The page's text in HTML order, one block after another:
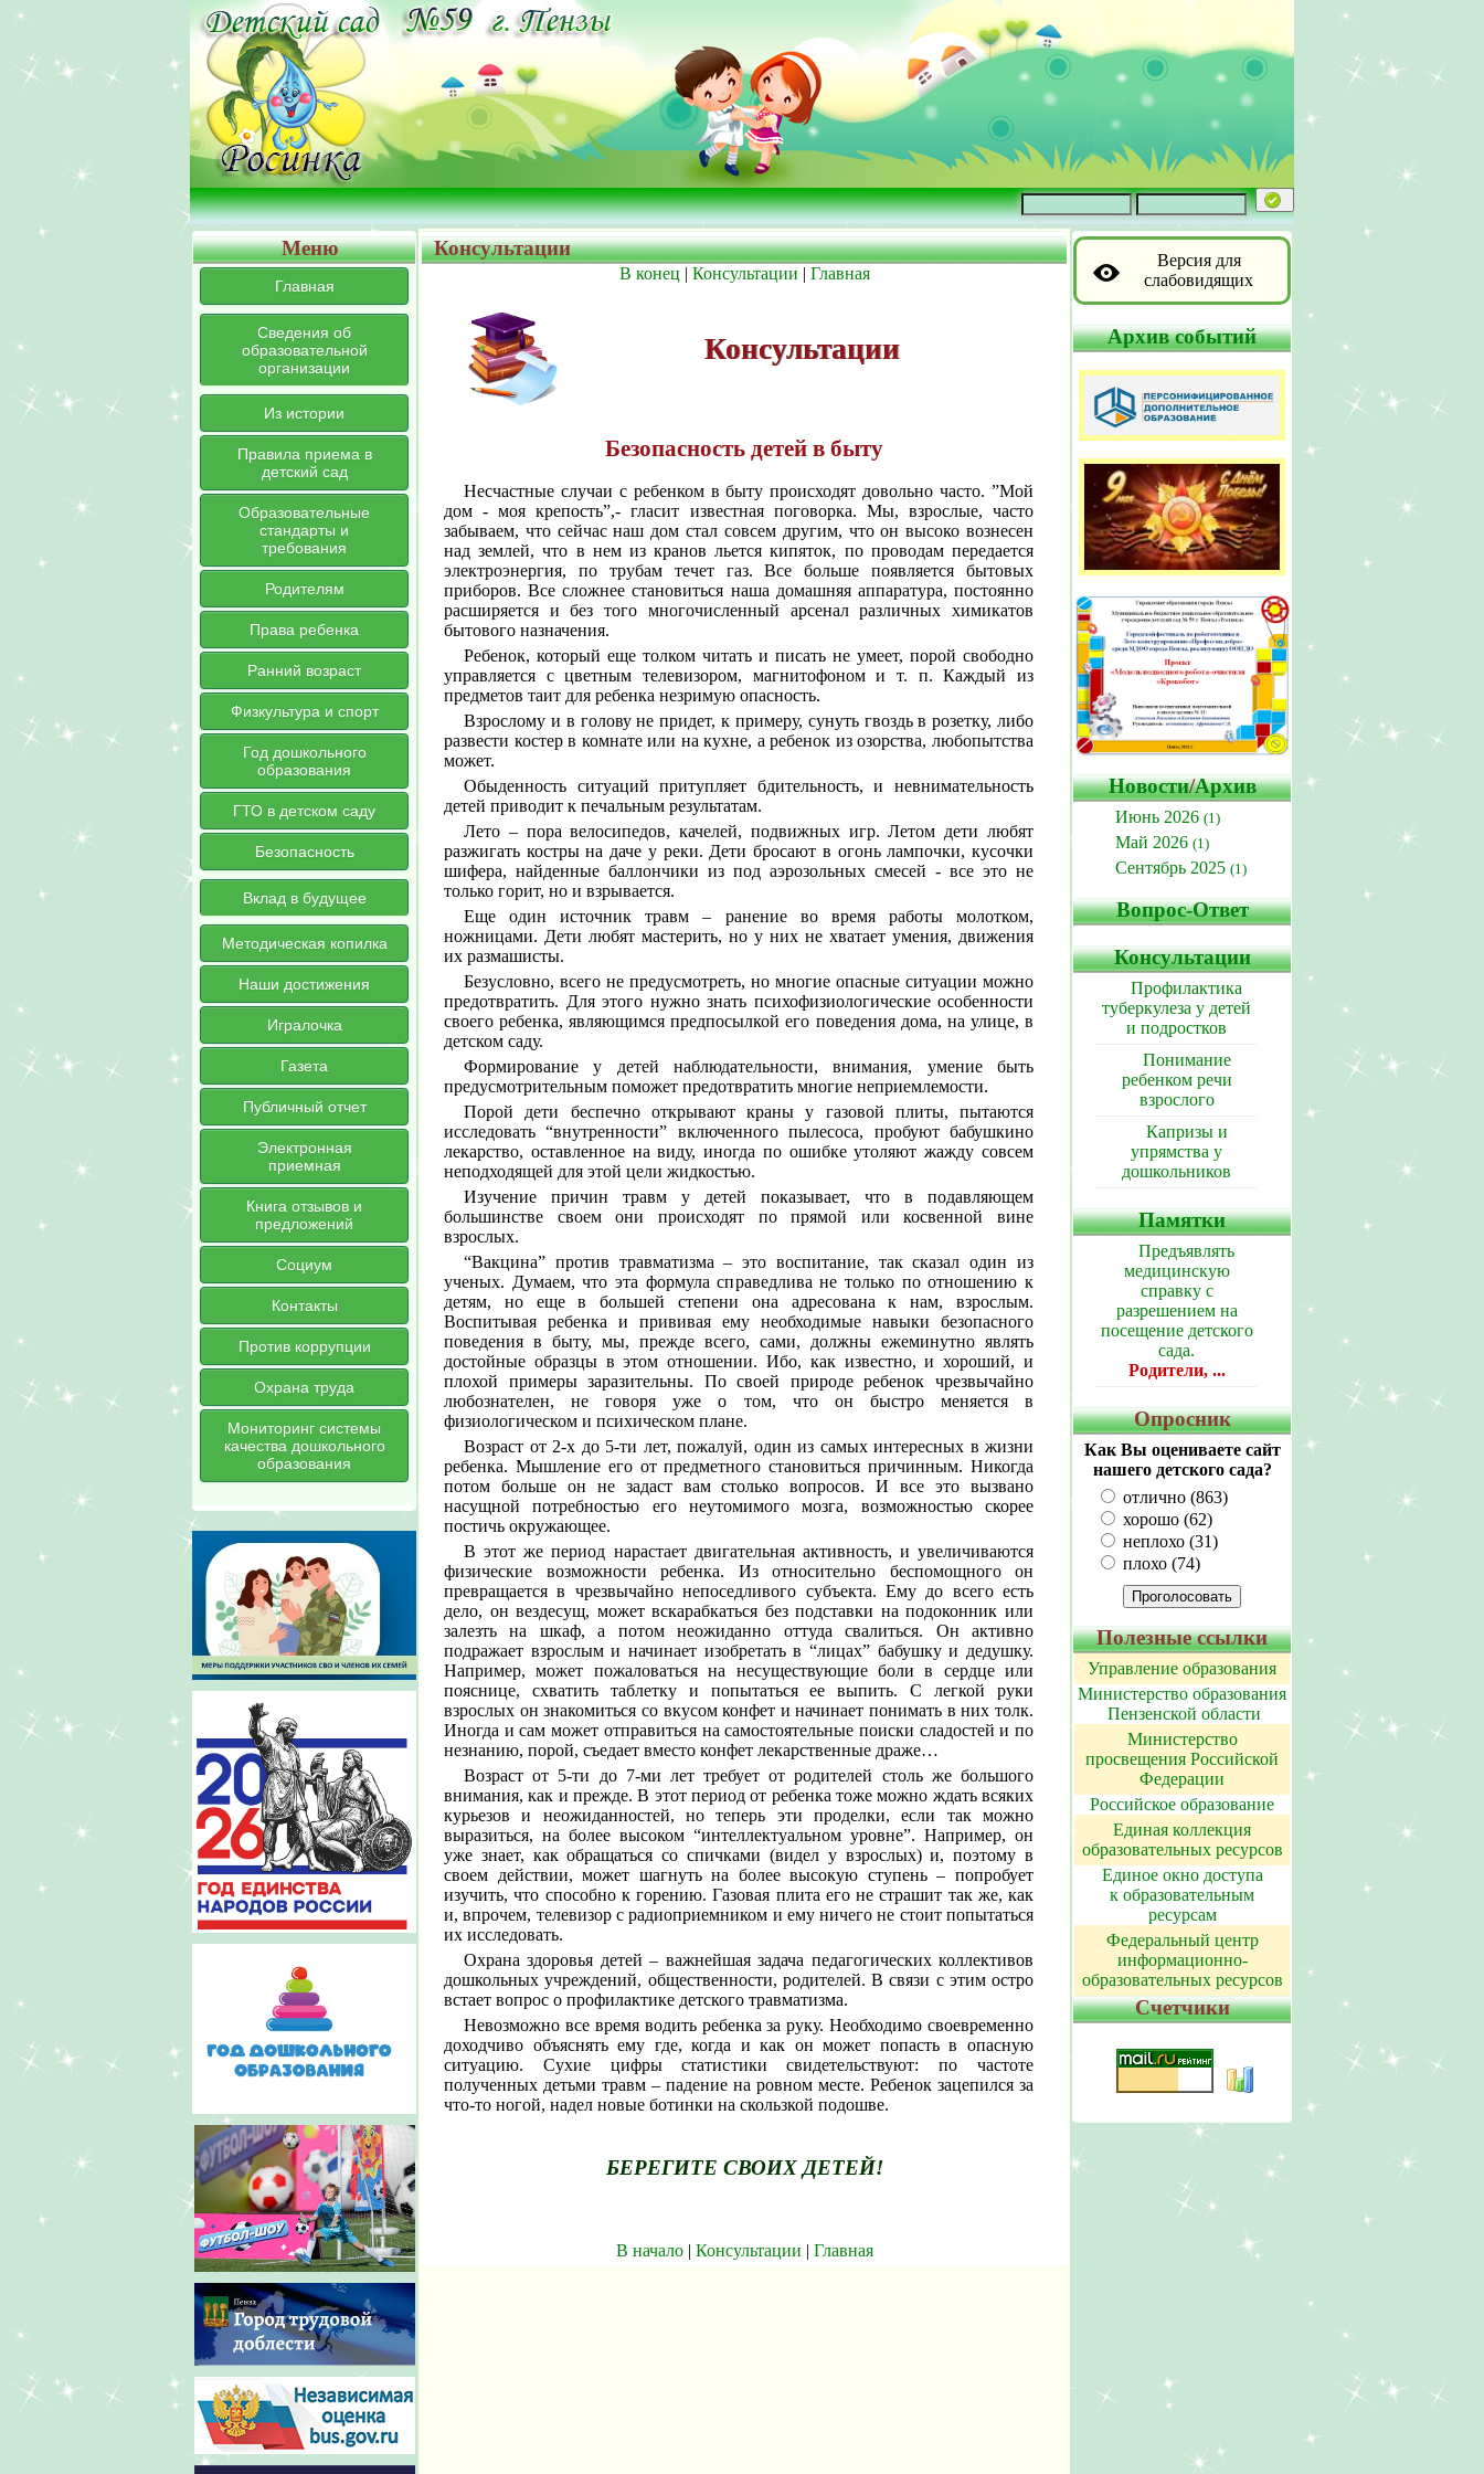
Меню
Главная
Сведения об
образовательной
организации
Из истории
Правила приема в
детский сад
Образовательные
стандарты и
требования
Родителям
Права ребенка
Ранний возраст
Физкультура и спорт
Год дошкольного
образования
ГТО в детском саду
Безопасность
Вклад в будущее
Методическая копилка
Наши достижения
Игралочка
Газета
Публичный отчет
Электронная
приемная
Книга отзывов и
предложений
Социум
Контакты
Против коррупции
Охрана труда
Мониторинг системы
качества дошкольного
образования
Консультации
В конец | Консультации | Главная
Консультации
Безопасность детей в быту
Несчастные случаи с ребенком в быту происходят довольно часто. ”Мой
дом - моя крепость”,- гласит известная поговорка. Мы, взрослые, часто
забываем, что сейчас наш дом стал совсем другим, что он высоко вознесен
над землей, что в нем из кранов льется кипяток, по проводам передается
электроэнергия, по трубам течет газ. Все больше появляется бытовых
приборов. Все сложнее становиться наша домашняя аппаратура, постоянно
расширяется и без того многочисленный арсенал различных химикатов
бытового назначения.
Ребенок, который еще толком читать и писать не умеет, порой свободно
управляется с цветным телевизором, магнитофоном и т. п. Каждый из
предметов таит для ребенка незримую опасность.
Взрослому и в голову не придет, к примеру, сунуть гвоздь в розетку, либо
развести костер в комнате или на кухне, а ребенок из озорства, любопытства
может.
Обыденность ситуаций притупляет бдительность, и невнимательность
детей приводит к печальным результатам.
Лето – пора велосипедов, качелей, подвижных игр. Летом дети любят
разжигать костры на даче у реки. Дети бросают в огонь лампочки, кусочки
шифера, найденные баллончики из под аэрозольных смесей - все это не
только горит, но и взрывается.
Еще один источник травм – ранение во время работы молотком,
ножницами. Дети любят мастерить, но у них не хватает умения, движения
их размашисты.
Безусловно, всего не предусмотреть, но многие опасные ситуации можно
предотвратить. Для этого нужно знать психофизиологические особенности
своего ребенка, являющимся предпосылкой его поведения дома, на улице, в
детском саду.
Формирование у детей наблюдательности, внимания, умение быть
предусмотрительным поможет предотвратить многие неприемлемости.
Порой дети беспечно открывают краны у газовой плиты, пытаются
исследовать “внутренности” включенного пылесоса, пробуют бабушкино
лекарство, оставленное на виду, иногда по ошибке утоляют жажду совсем
неподходящей для этой цели жидкостью.
Изучение причин травм у детей показывает, что в подавляющем
большинстве своем они происходят по прямой или косвенной вине
взрослых.
“Вакцина” против травматизма – это воспитание, так сказал один из
ученых. Думаем, что эта формула справедлива не только по отношению к
детям, но еще в большей степени она адресована к нам, взрослым.
Воспитывая ребенка и прививая ему необходимые навыки безопасного
поведения в быту, мы, прежде всего, сами, должны ежеминутно являть
достойные образцы в этом отношении. Ибо, как известно, и хороший, и
плохой примеры заразительны. По своей природе ребенок чрезвычайно
любознателен, не говоря уже о том, что он быстро меняется в
физиологическом и психическом плане.
Возраст от 2-х до 5-ти лет, пожалуй, один из самых интересных в жизни
ребенка. Мышление его от предметного становиться причинным. Никогда
потом больше он не задаст вам столько вопросов. И все это вызвано
насущной потребностью его неутомимого мозга, возможностью скорее
постичь окружающее.
В этот же период нарастает двигательная активность, и увеличиваются
физические возможности ребенка. Из относительно беспомощного он
превращается в чрезвычайно непоседливого субъекта. Ему до всего есть
дело, он вездесущ, может вскарабкаться без подставки на подоконник или
залезть на шкаф, а потом неожиданно оттуда свалиться. Он активно
подражает взрослым и начинает изобретать в “лицах” бабушку и дедушку.
Например, может пожаловаться на несуществующие боли в сердце или
пояснице, схватить таблетку и попытаться ее выпить. С легкой руки
взрослых он знакомиться со вкусом конфет и начинает понимать в них толк.
Иногда и сам может отправиться на самостоятельные поиски сладостей и по
незнанию, порой, съедает вместо конфет лекарственные драже…
Возраст от 5-ти до 7-ми лет требует от родителей столь же большого
внимания, как и прежде. В этот период от ребенка тоже можно ждать всяких
курьезов и неожиданностей, но теперь эти проделки, если так можно
выразиться, на более высоком “интеллектуальном уровне”. Например, он
уже знает, как обращаться со спичками (видел у взрослых) и, поэтому в
своем действии, может шагнуть на более высокую ступень – попробует
изучить, что способно к горению. Газовая плита его не страшит так же, как
и, впрочем, телевизор с радиоприемником и ему ничего не стоит попытаться
их исследовать.
Охрана здоровья детей – важнейшая задача педагогических коллективов
дошкольных учреждений, общественности, родителей. В связи с этим остро
встает вопрос о профилактике детского травматизма.
Невозможно все время водить ребенка за руку. Необходимо своевременно
доходчиво объяснять ему где, когда и как он может попасть в опасную
ситуацию. Сухие цифры статистики свидетельствуют: по частоте
полученных детьми травм – падение на ровном месте. Ребенок зацепился за
что-то ногой, надел новые ботинки на скользкой подошве.
БЕРЕГИТЕ СВОИХ ДЕТЕЙ!
В начало| Консультации | Главная
Версия для
слабовидящих
Архив событий
Новости/Архив
Июнь 2026 (1)
Май 2026 (1)
Сентябрь 2025 (1)
Вопрос-Ответ
Консультации
Профилактика
туберкулеза у детей
и подростков
Понимание
ребенком речи
взрослого
Капризы и
упрямства у
дошкольников
Памятки
Предъявлять
медицинскую
справку с
разрешением на
посещение детского
сада.
Родители, ...
Опросник
Как Вы оцениваете сайт
нашего детского сада?
отлично (863)
хорошо (62)
неплохо (31)
плохо (74)
Полезные ссылки
Управление образования
Министерство образования
Пензенской области
Министерство
просвещения Российской
Федерации
Российское образование
Единая коллекция
образовательных ресурсов
Единое окно доступа
к образовательным
ресурсам
Федеральный центр
информационно-
образовательных ресурсов
Счетчики